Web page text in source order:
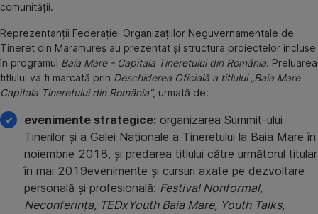
comunității.
Reprezentanții Federației Organizațiilor Neguvernamentale de
Tineret din Maramureș au prezentat și structura proiectelor incluse
în programul Baia Mare - Capitala Tineretului din România. Preluarea
titlului va fi marcată prin Deschiderea Oficială a titlului „Baia Mare
Capitala Tineretului din România”, urmată de:
evenimente strategice: organizarea Summit-ului
Tinerilor și a Galei Naționale a Tineretului la Baia Mare în
noiembrie 2018, și predarea titlului către următorul titular
în mai 2019evenimente și cursuri axate pe dezvoltare
personală şi profesională: Festival Nonformal,
Neconferința, TEDxYouth Baia Mare, Youth Talks,